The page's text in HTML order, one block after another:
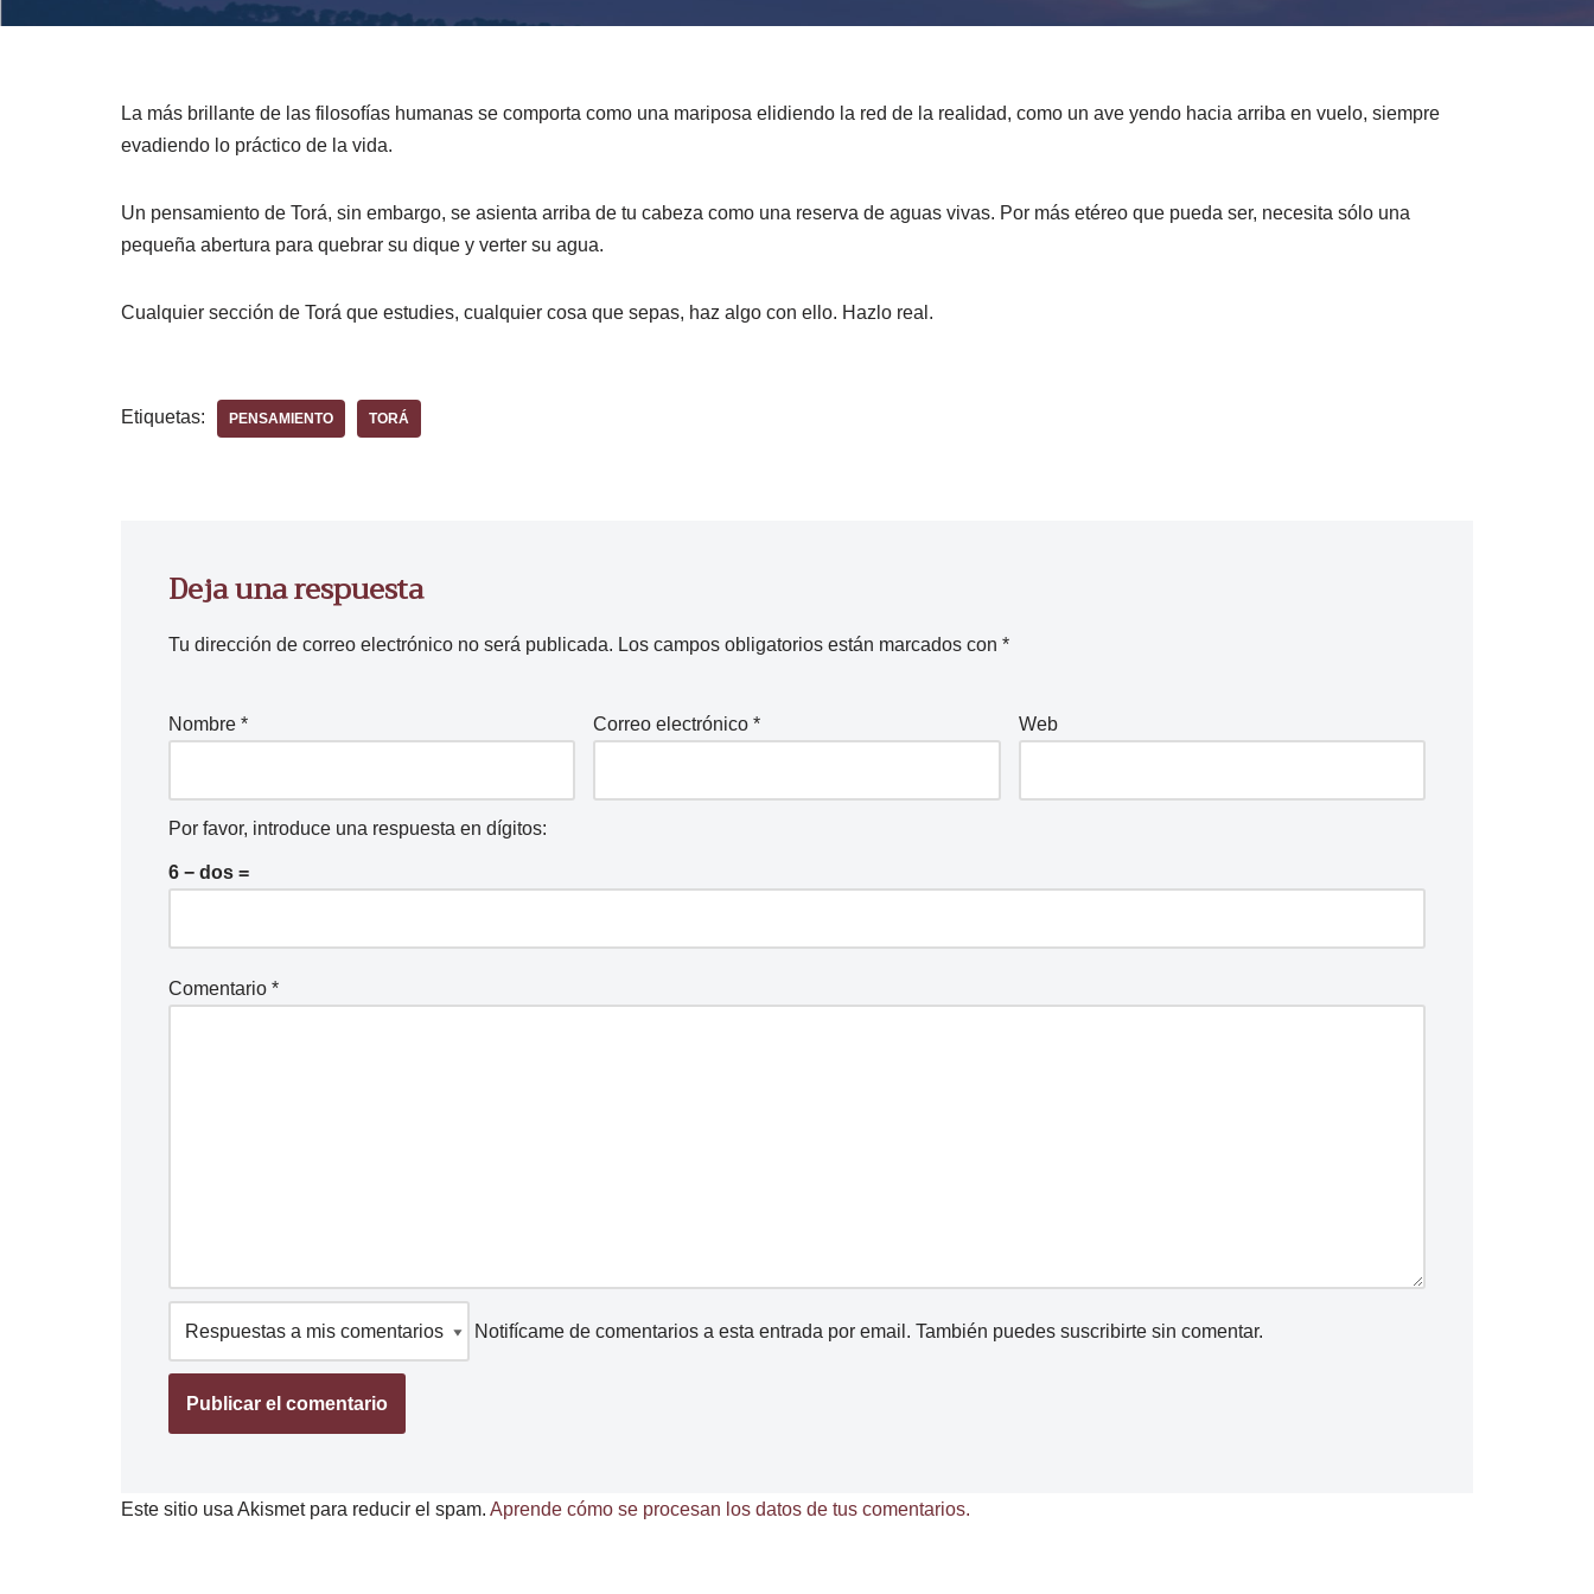
La más brillante de las filosofías humanas se comporta como una mariposa elidiendo la red de la realidad, como un ave yendo hacia arriba en vuelo, siempre
evadiendo lo práctico de la vida.
Un pensamiento de Torá, sin embargo, se asienta arriba de tu cabeza como una reserva de aguas vivas. Por más etéreo que pueda ser, necesita sólo una
pequeña abertura para quebrar su dique y verter su agua.
Cualquier sección de Torá que estudies, cualquier cosa que sepas, haz algo con ello. Hazlo real.
Etiquetas: PENSAMIENTO TORÁ
Deja una respuesta
Tu dirección de correo electrónico no será publicada. Los campos obligatorios están marcados con *
Nombre * Correo electrónico* Web
Por favor, introduce una respuesta en dígitos:
6 − dos =
Comentario *
Notifícame de comentarios a esta entrada por email. También puedes suscribirte sin comentar.
Este sitio usa Akismet para reducir el spam. Aprende cómo se procesan los datos de tus comentarios.